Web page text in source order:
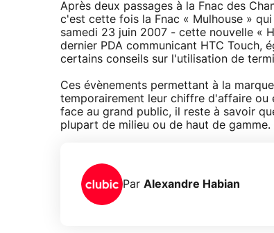
Après deux passages à la Fnac des
c'est cette fois la Fnac « Mulhouse »
samedi 23 juin 2007 - cette nouvelle «
dernier PDA communicant HTC Touch,
certains conseils sur l'utilisation de
Ces évènements permettant à la
temporairement leur chiffre d'affaire ou
face au grand public, il reste à savoir
plupart de milieu ou de haut de gamme.
Par Alexandre Habian